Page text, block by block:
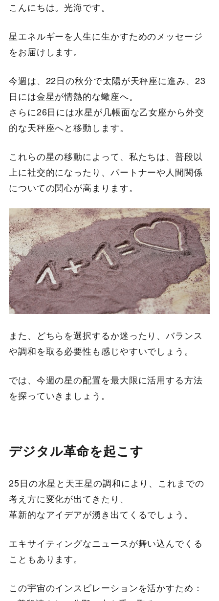
こんにちは。光海です。
星エネルギーを人生に生かすためのメッセージ
をお届けします。
今週は、22日の秋分で太陽が天秤座に進み、23
日には金星が情熱的な蠍座へ。
さらに26日には水星が几帳面な乙女座から外交
的な天秤座へと移動します。
これらの星の移動によって、私たちは、普段以
上に社交的になったり、パートナーや人間関係
についての関心が高まります。
また、どちらを選択するか迷ったり、バランス
や調和を取る必要性も感じやすいでしょう。
では、今週の星の配置を最大限に活用する方法
を探っていきましょう。
デジタル革命を起こす
25日の水星と天王星の調和により、これまでの
考え方に変化が出てきたり、
革新的なアイデアが湧き出てくるでしょう。
エキサイティングなニュースが舞い込んでくる
こともあります。
この宇宙のインスピレーションを活かすため：